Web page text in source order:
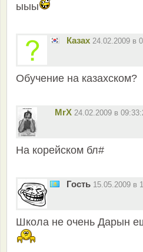
ыыы
Казах 24.02.2009 в
Обучение на казахском?
MrX 24.02.2009 в
На корейском бл#
Гость 15.05.2009 в
Школа не очень Дарын